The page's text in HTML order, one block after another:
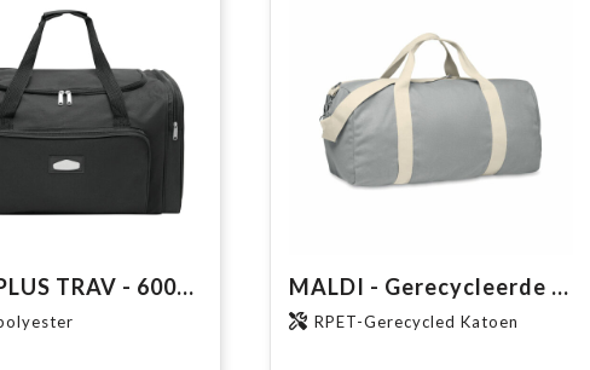
LASER PLUS TRAV - 600D polyester reistas MALDI - Gerecycleerde reistas 320gr/m²
RPET-Gerecycled Katoen